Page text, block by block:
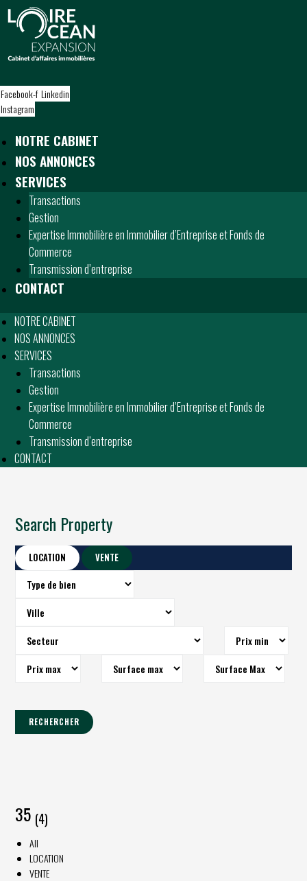
o
c
o
t
e
t
Facebook-f Linkedin
Instagram
NOTRE CABINET
NOS ANNONCES
SERVICES
Transactions
Gestion
Expertise Immobilière en Immobilier d’Entreprise et Fonds de
Commerce
Transmission d’entreprise
CONTACT
NOTRE CABINET
NOS ANNONCES
SERVICES
Transactions
Gestion
Expertise Immobilière en Immobilier d’Entreprise et Fonds de
Commerce
Transmission d’entreprise
CONTACT
Search Property
LOCATION VENTE
RECHERCHER
35 (4)
All
LOCATION
VENTE